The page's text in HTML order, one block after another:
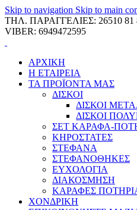
Skip to navigation Skip to main
ΤΗΛ. ΠΑΡΑΓΓΕΛΙΕΣ: 26510
VIBER: 6949472595
ΑΡΧΙΚΗ
Η ΕΤΑΙΡΕΙΑ
ΤΑ ΠΡΟΪΟΝΤΑ ΜΑΣ
ΔΙΣΚΟΙ
ΔΙΣΚΟΙ
ΔΙΣΚΟΙ
ΣΕΤ ΚΑΡΑΦΑ-
ΚΗΡΟΣΤΑΤΕΣ
ΣΤΕΦΑΝΑ
ΣΤΕΦΑΝΟΘΗΚΕΣ
ΕΥΧΟΛΟΓΙΑ
ΔΙΑΚΟΣΜΗΣΗ
ΚΑΡΑΦΕΣ
ΧΟΝΔΡΙΚΗ